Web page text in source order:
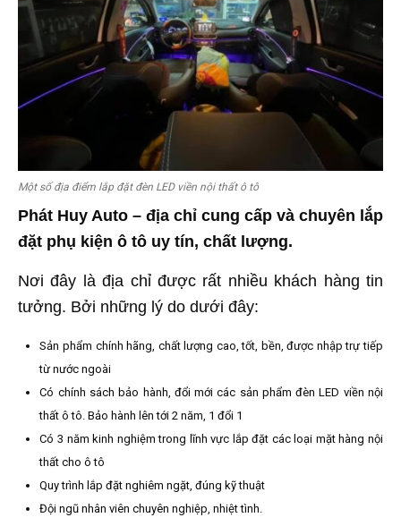
Một số địa điểm lắp đặt đèn LED viền nội thất ô tô
Phát Huy Auto – địa chỉ cung cấp và chuyên lắp
đặt phụ kiện ô tô uy tín, chất lượng.
Nơi đây là địa chỉ được rất nhiều khách hàng tin
tưởng. Bởi những lý do dưới đây:
Sản phẩm chính hãng, chất lượng cao, tốt, bền, được nhập trự tiếp
từ nước ngoài
Có chính sách bảo hành, đổi mới các sản phẩm đèn LED viền nội
thất ô tô. Bảo hành lên tới 2 năm, 1 đổi 1
Có 3 năm kinh nghiệm trong lĩnh vực lắp đặt các loại mặt hàng nội
thất cho ô tô
Quy trình lắp đặt nghiêm ngặt, đúng kỹ thuật
Đội ngũ nhân viên chuyên nghiệp, nhiệt tình.